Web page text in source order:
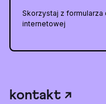
Skorzystaj z
internetowej
kontakt ↗